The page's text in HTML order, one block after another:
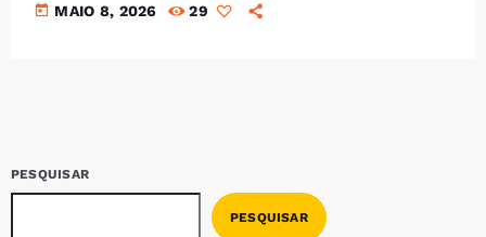
7:00 AM - 10:00 AM
today MAIO 8, 2026 29
PESQUISAR
PESQUISAR